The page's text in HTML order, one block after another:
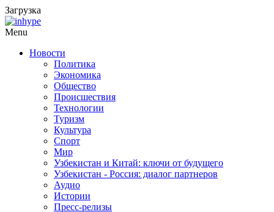
Загрузка
Menu
Новости
Политика
Экономика
Общество
Происшествия
Технологии
Туризм
Культура
Спорт
Мир
Узбекистан и Китай: ключи от будущего
Узбекистан - Россия: диалог партнеров
Аудио
Истории
Пресс-релизы